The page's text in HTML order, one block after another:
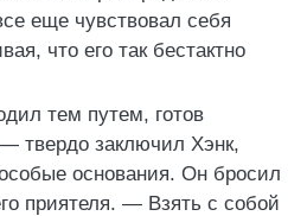
еще чувствовал себя
что его так бестактно
тем путем, готов
твердо заключил Хэнк,
основания. Он бросил
приятеля. — Взять с собой